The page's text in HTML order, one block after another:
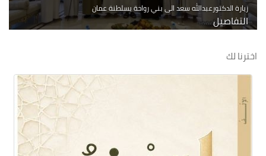
زيارة الدكتورعبدالله سعد الى بني رواحة بسلطنة عمان
التفاصيل
اخترنا لك